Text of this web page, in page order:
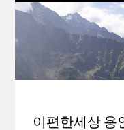
이편한세상 용